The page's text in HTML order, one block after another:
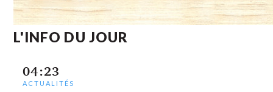
L'INFO DU JOUR
04:23
ACTUALITÉS